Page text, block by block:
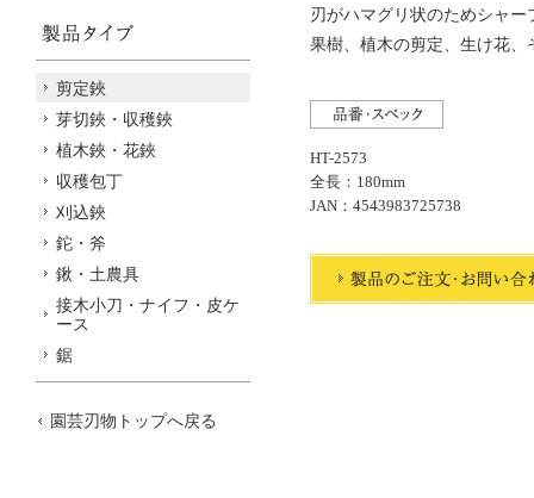
刃がハマグリ状のためシャー
果樹、植木の剪定、生け花、
HT-2573
全長：180mm
JAN：4543983725738
剪定鋏
芽切鋏・収穫鋏
植木鋏・花鋏
収穫包丁
刈込鋏
鉈・斧
鍬・土農具
接木小刀・ナイフ・皮ケ
ース
鋸
園芸刃物トップへ戻る